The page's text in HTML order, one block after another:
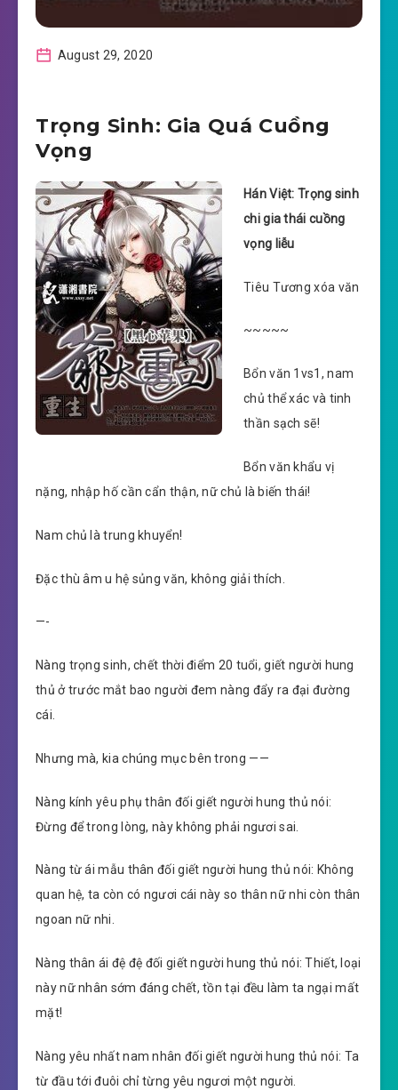
August 29, 2020
Trọng Sinh: Gia Quá Cuồng
Vọng
Hán Việt: Trọng sinh
chi gia thái cuồng
vọng liễu
Tiêu Tương xóa văn
~~~~~
Bổn văn 1vs1, nam
chủ thể xác và tinh
thần sạch sẽ!
Bổn văn khẩu vị
nặng, nhập hố cần cẩn thận, nữ chủ là biến thái!
Nam chủ là trung khuyển!
Đặc thù âm u hệ sủng văn, không giải thích.
—-
Nàng trọng sinh, chết thời điểm 20 tuổi, giết người hung
thủ ở trước mắt bao người đem nàng đẩy ra đại đường
cái.
Nhưng mà, kia chúng mục bên trong ——
Nàng kính yêu phụ thân đối giết người hung thủ nói:
Đừng để trong lòng, này không phải ngươi sai.
Nàng từ ái mẫu thân đối giết người hung thủ nói: Không
quan hệ, ta còn có ngươi cái này so thân nữ nhi còn thân
ngoan nữ nhi.
Nàng thân ái đệ đệ đối giết người hung thủ nói: Thiết, loại
này nữ nhân sớm đáng chết, tồn tại đều làm ta ngại mất
mặt!
Nàng yêu nhất nam nhân đối giết người hung thủ nói: Ta
từ đầu tới đuôi chỉ từng yêu ngươi một người.